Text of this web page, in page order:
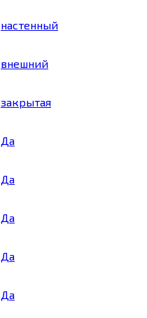
настенный
внешний
закрытая
Да
Да
Да
Да
Да